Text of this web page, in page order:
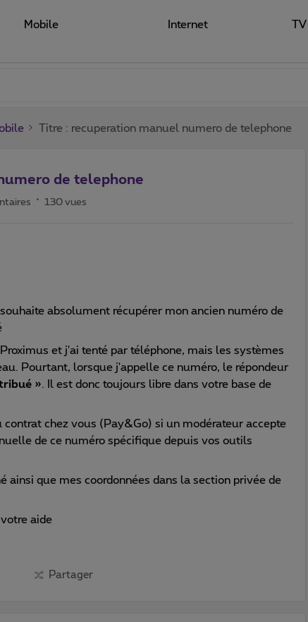
Mobile Internet
Titre : recuperation manuel numero de telephone
de telephone
130 vues
absolument récupérer mon ancien numéro de
et j'ai tenté par téléphone, mais les systèmes
Pourtant, lorsque j'appelle ce numéro, le répondeur
» . Il est donc toujours libre dans votre base de
chez vous (Pay&Go) si un modérateur accepte
de ce numéro spécifique depuis vos outils
ainsi que mes coordonnées dans la section privée de
aide
Partager